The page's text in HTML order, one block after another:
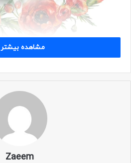
شناسه
نام خانوادگی: فاتحی فیض آبادی
مشاهده بیشتر
Zaeem